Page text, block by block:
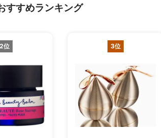
すすめランキング
2位 3位